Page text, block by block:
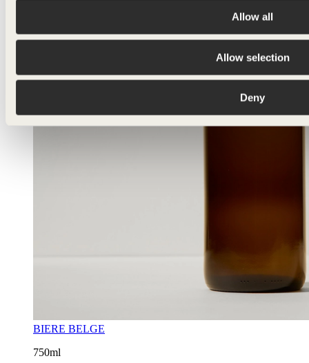
Allow all
Allow selection
Deny
BIERE BELGE
750ml